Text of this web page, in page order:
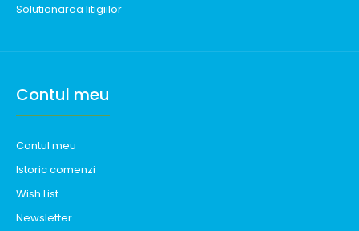
Solutionarea litigiilor
Contul meu
Contul meu
Istoric comenzi
Wish List
Newsletter